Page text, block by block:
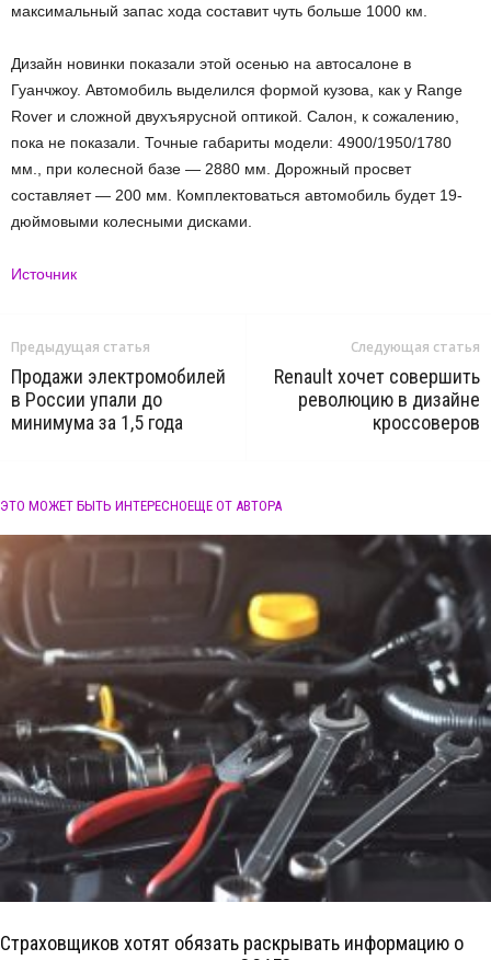
максимальный запас хода составит чуть больше 1000 км.
Дизайн новинки показали этой осенью на автосалоне в
Гуанчжоу. Автомобиль выделился формой кузова, как у Range
Rover и сложной двухъярусной оптикой. Салон, к сожалению,
пока не показали. Точные габариты модели: 4900/1950/1780
мм., при колесной базе — 2880 мм. Дорожный просвет
составляет — 200 мм. Комплектоваться автомобиль будет 19-
дюймовыми колесными дисками.
Источник
Предыдущая статья
Продажи электромобилей
в России упали до
минимума за 1,5 года
Следующая статья
Renault хочет совершить
революцию в дизайне
кроссоверов
ЭТО МОЖЕТ БЫТЬ ИНТЕРЕСНОЕЩЕ ОТ АВТОРА
Страховщиков хотят обязать раскрывать информацию о